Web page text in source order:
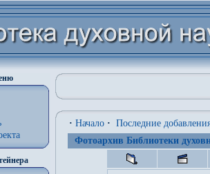
· Начало · Последние
Фотоархив Библиотеки